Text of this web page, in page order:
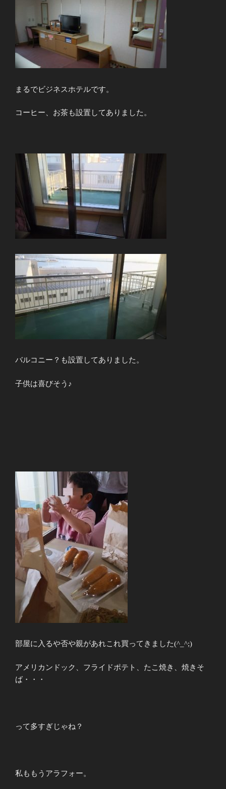
まるでビジネスホテルです。
コーヒー、お茶も設置してありました。
バルコニー？も設置してありました。
子供は喜びそう♪
部屋に入るや否や親があれこれ買ってきました(^_^;)
アメリカンドック、フライドポテト、たこ焼き、焼きそ
ば・・・
って多すぎじゃね？
私ももうアラフォー。